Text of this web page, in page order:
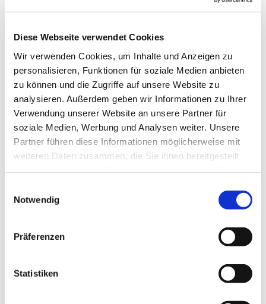
Diese Webseite verwendet Cookies
Wir verwenden Cookies, um Inhalte und Anzeigen zu
personalisieren, Funktionen für soziale Medien anbieten
zu können und die Zugriffe auf unsere Website zu
analysieren. Außerdem geben wir Informationen zu Ihrer
Verwendung unserer Website an unsere Partner für
soziale Medien, Werbung und Analysen weiter. Unsere
Partner führen diese Informationen möglicherweise mit
weiteren Daten zusammen, die Sie ihnen bereitgestellt
Notwendig
Präferenzen
Statistiken
Dies könnte Sie auch